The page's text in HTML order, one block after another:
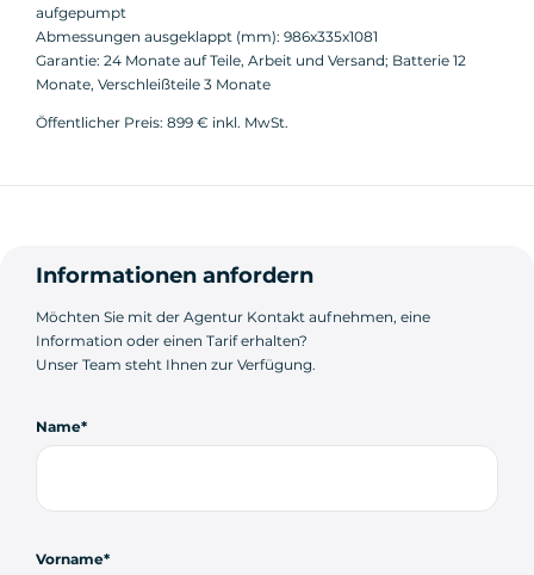
aufgepumpt
Abmessungen ausgeklappt (mm): 986x335x1081
Garantie: 24 Monate auf Teile, Arbeit und Versand; Batterie 12
Monate, Verschleißteile 3 Monate
Öffentlicher Preis: 899 € inkl. MwSt.
Informationen anfordern
Möchten Sie mit der Agentur Kontakt aufnehmen, eine
Information oder einen Tarif erhalten?
Unser Team steht Ihnen zur Verfügung.
Name
Vorname